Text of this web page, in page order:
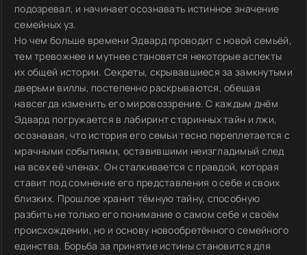
подозревал, и начинает осознавать истинное значение
семейных уз.
Но чем больше времени Эдвард проводит с новой семьёй,
тем тревожнее и мутнее становятся некоторые аспекты
их общей истории. Секреты, скрывавшиеся за замкнутыми
дверьми виллы, постепенно раскрываются, обещая
навсегда изменить его мировоззрение. С каждым днём
Эдвард погружается в лабиринт старинных тайн и лжи,
осознавая, что история его семьи тесно переплетается с
мрачными событиями, оставившими неизгладимый след
на всех её членах. Он сталкивается с правдой, которая
ставит под сомнение его представления о себе и своих
близких. Прошлое хранит тёмную тайну, способную
разбить не только его понимание о самом себе и своём
происхождении, но и основу новообретённого семейного
единства. Борьба за принятие истины становится для